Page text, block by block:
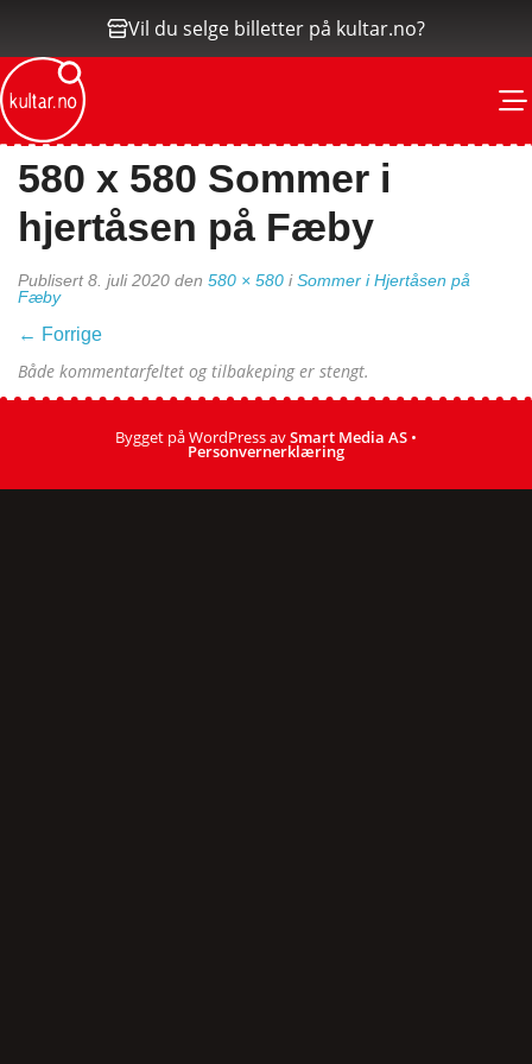
Vil du selge billetter på kultar.no?
580 x 580 Sommer i
hjertåsen på Fæby
Publisert8. juli 2020 den 580 × 580 iSommer i Hjertåsen på
Fæby
← Forrige
Både kommentarfeltet og tilbakeping er stengt.
Bygget på WordPress avSmart Media AS •
Personvernerklæring